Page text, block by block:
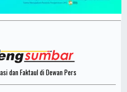
dan Faktaul di Dewan Pers